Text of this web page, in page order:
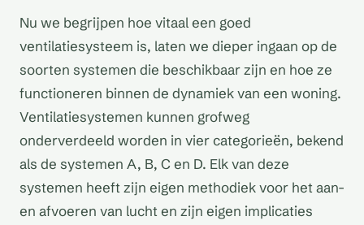
Nu we begrijpen hoe vitaal een goed
ventilatiesysteem is, laten we dieper ingaan op de
soorten systemen die beschikbaar zijn en hoe ze
functioneren binnen de dynamiek van een woning.
Ventilatiesystemen kunnen grofweg
onderverdeeld worden in vier categorieën, bekend
als de systemen A, B, C en D. Elk van deze
systemen heeft zijn eigen methodiek voor het aan-
en afvoeren van lucht en zijn eigen implicaties